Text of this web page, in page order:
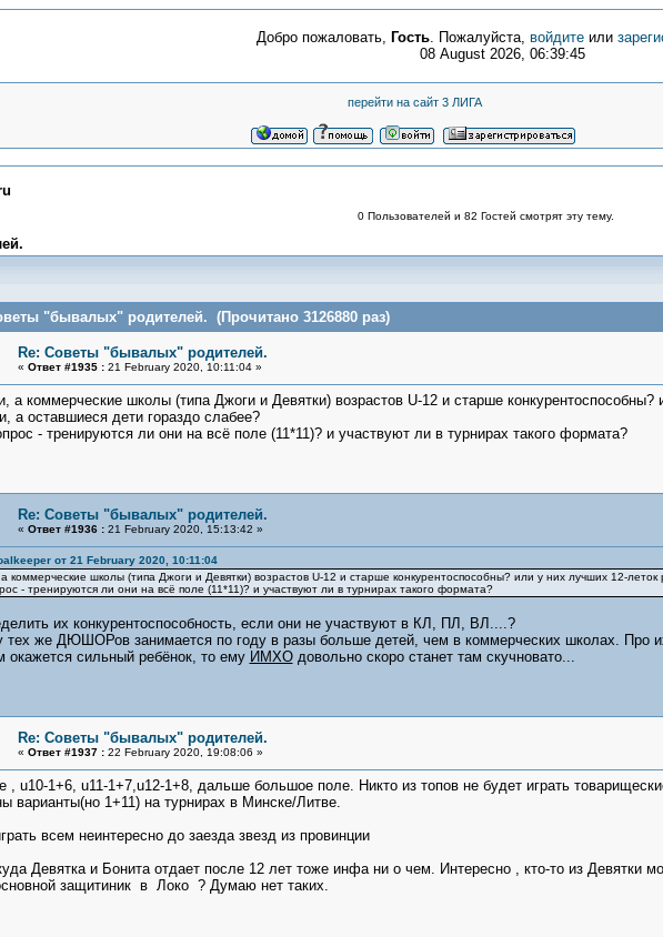
Добро пожаловать, Гость. Пожалуйста, войдите или
08 August 2026, 06:39:45
перейти на сайт 3 ЛИГА
0 Пользователей и 82 Гостей смотрят эту тему.
"бывалых" родителей. (Прочитано 3126880 раз)
Re: Советы "бывалых" родителей.
« Ответ #1935 :21 February 2020, 10:11:04 »
а коммерческие школы (типа Джоги и Девятки) возрастов U-12 и старше
а оставшиеся дети гораздо слабее?
- тренируются ли они на всё поле (11*11)? и участвуют ли в турнирах такого формата?
Re: Советы "бывалых" родителей.
« Ответ #1936 :21 February 2020, 15:13:42 »
от 21 February 2020, 10:11:04
а коммерческие школы (типа Джоги и Девятки) возрастов U-12 и старше конкурентоспособны? или у них лучших 12-
- тренируются ли они на всё поле (11*11)? и участвуют ли в турнирах такого формата?
их конкурентоспособность, если они не участвуют в КЛ, ПЛ, ВЛ....?
тех же ДЮШОРов занимается по году в разы больше детей, чем в коммерческих школах. Про
окажется сильный ребёнок, то ему ИМХОдовольно скоро станет там скучновато...
Re: Советы "бывалых" родителей.
« Ответ #1937 :22 February 2020, 19:08:06 »
, u10-1+6, u11-1+7,u12-1+8, дальше большое поле. Никто из топов не будет играть
варианты(но 1+11) на турнирах в Минске/Литве.
всем неинтересно до заезда звезд из провинции
Девятка и Бонита отдает после 12 лет тоже инфа ни о чем. Интересно , кто-то из Девятки
защитиник в Локо ? Думаю нет таких.